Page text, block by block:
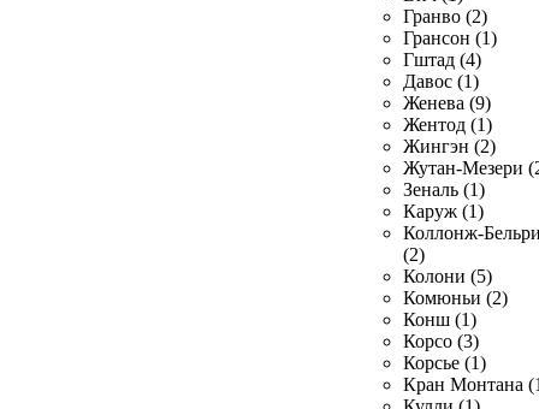
Гранво (2)
Грансон (1)
Гштад (4)
Давос (1)
Женева (9)
Жентод (1)
Жингэн (2)
Жутан-Мезери
Зеналь (1)
Каруж (1)
Коллонж-
(2)
Колони (5)
Комюньи (2)
Конш (1)
Корсо (3)
Корсье (1)
Кран Монтана